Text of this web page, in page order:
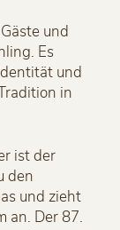
und
Es
und
in
ist der
den
und zieht
an. Der 87.